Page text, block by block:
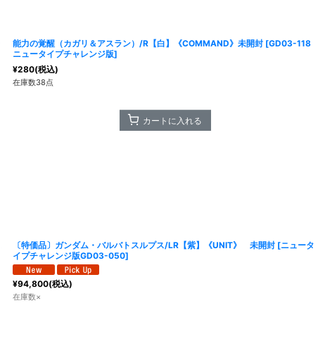
能力の覚醒（カガリ＆アスラン）/R【白】《COMMAND》未開封 [GD03-118
ニュータイプチャレンジ版]
¥280(税込)
在庫数38点
カートに入れる
〔特価品〕ガンダム・バルバトスルプス/LR【紫】《UNIT》 未開封 [ニュータ
イプチャレンジ版GD03-050]
¥94,800(税込)
在庫数×